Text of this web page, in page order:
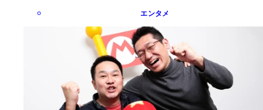
エンタメ